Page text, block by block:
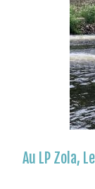
Au LP Zola,